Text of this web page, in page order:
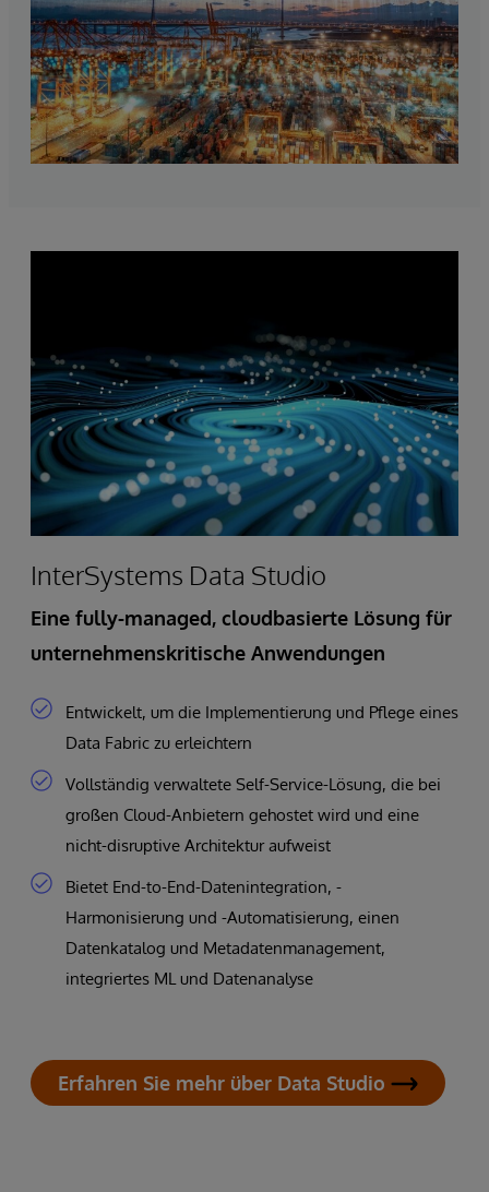
InterSystems Data Studio
Eine fully-managed, cloudbasierte Lösung für
unternehmenskritische Anwendungen
Entwickelt, um die Implementierung und Pflege eines
Data Fabric zu erleichtern
Vollständig verwaltete Self-Service-Lösung, die bei
großen Cloud-Anbietern gehostet wird und eine
nicht-disruptive Architektur aufweist
Bietet End-to-End-Datenintegration, -
Harmonisierung und -Automatisierung, einen
Datenkatalog und Metadatenmanagement,
integriertes ML und Datenanalyse
Erfahren Sie mehr über Data Studio